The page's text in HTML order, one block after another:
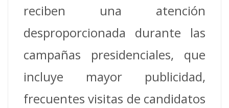
reciben una atención
desproporcionada durante las
campañas presidenciales, que
incluye mayor publicidad,
frecuentes visitas de candidatos